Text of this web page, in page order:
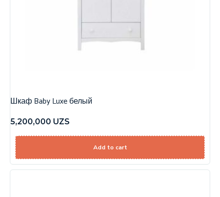
Шкаф Baby Luxe белый
5,200,000 UZS
Add to cart